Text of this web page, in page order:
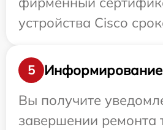
устройства Cisco
5
Информирование
Вы получите
завершении ремонта